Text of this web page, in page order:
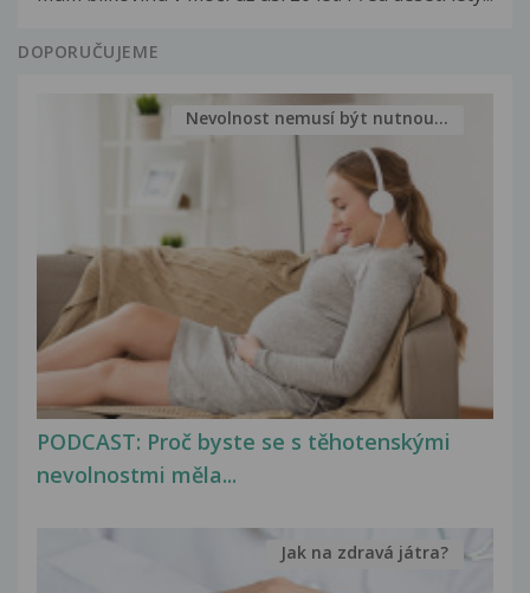
DOPORUČUJEME
PODCAST: Proč byste se s těhotenskými
nevolnostmi měla...
Nevolnost nemusí být nutnou...
Jak na zdravá játra?